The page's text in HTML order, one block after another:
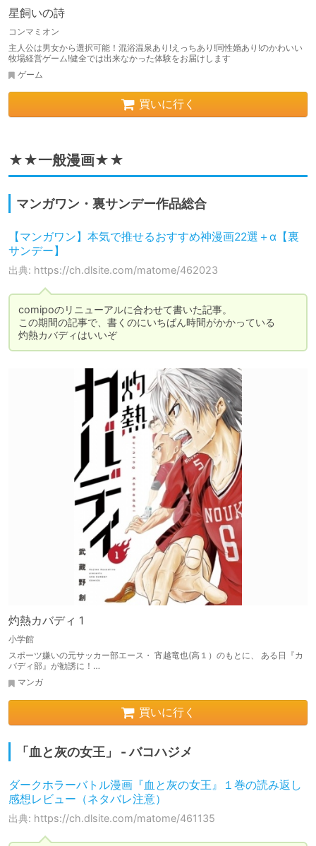
星飼いの詩
コンマミオン
主人公は男女から選択可能！混浴温泉あり!えっちあり!同性婚あり!のかわいい
牧場経営ゲーム!健全では出来なかった体験をお届けします
ゲーム
買いに行く
★★一般漫画★★
マンガワン・裏サンデー作品総合
【マンガワン】本気で推せるおすすめ神漫画22選＋α【裏
サンデー】
出典: https://ch.dlsite.com/matome/462023
comipoのリニューアルに合わせて書いた記事。
この期間の記事で、書くのにいちばん時間がかかっている
灼熱カバディはいいぞ
灼熱カバディ 1
小学館
スポーツ嫌いの元サッカー部エース・ 宵越竜也(高１）のもとに、 ある日『カ
バディ部』が勧誘に！…
マンガ
買いに行く
「血と灰の女王」 - バコハジメ
ダークホラーバトル漫画『血と灰の女王』１巻の読み返し
感想レビュー（ネタバレ注意）
出典: https://ch.dlsite.com/matome/461135